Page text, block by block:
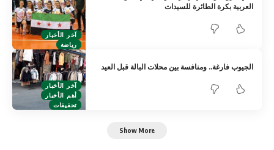
آخر الأخبار
رياضة
العربية بكرة الطائرة للسيدات
آخر الأخبار
أهم الأخبار
تحقيقات
الجيوب فارغة.. ومنافسة بين محلات البالة قبل العيد
Show More